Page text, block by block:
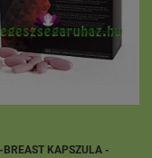
BREAST KAPSZULA -